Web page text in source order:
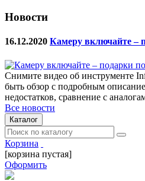
Новости
16.12.2020 Камеру включайте –
Снимите видео об инструменте
быть обзор с подробным
недостатков, сравнение с
Все новости
Каталог
Корзина
[корзина пустая]
Оформить